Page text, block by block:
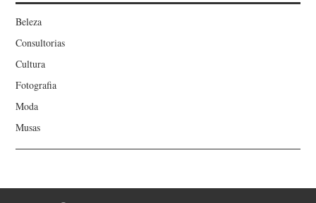
Beleza
Consultorias
Cultura
Fotografia
Moda
Musas